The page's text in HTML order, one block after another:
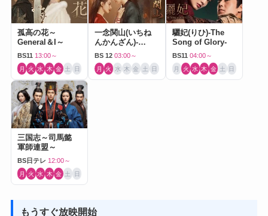
孤高の花～
General＆I～
BS11 13:00～
月 火 水 木 金 土 日
一念関山(いちね
んかんざん)-
Journey to Love-
BS 12 03:00～
月 火 水 木 金 土 日
驪妃(りひ)-The
Song of Glory-
BS11 04:00～
月 火 水 木 金 土 日
三国志～司馬懿
軍師連盟～
BS日テレ 12:00～
月 火 水 木 金 土 日
もうすぐ放映開始